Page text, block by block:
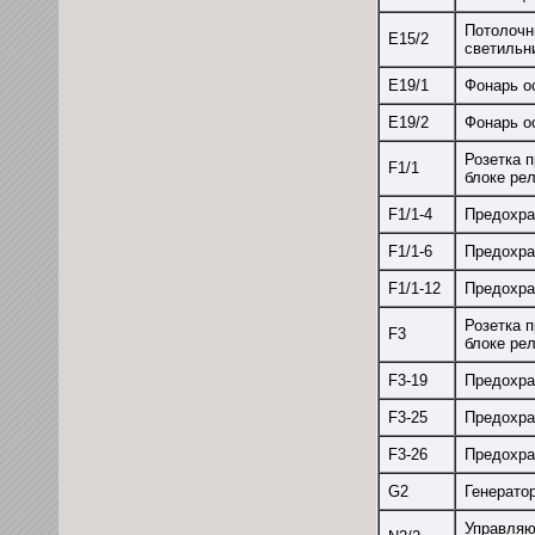
Е15/2
Е19/1 Фонарь
Е19/2 Фонарь
F1/1
Розетка
блоке
F1/1-4
F1/1-6
F1/1-12
F3
Розетка
блоке
F3-19
F3-25
F3-26
G2